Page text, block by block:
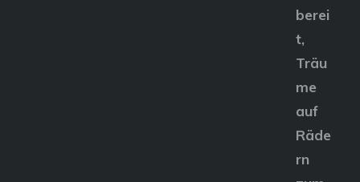
berei
t,
Träu
me
auf
Räde
rn